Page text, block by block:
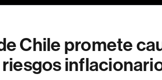
Chile promete